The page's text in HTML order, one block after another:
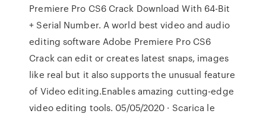
Premiere Pro CS6 Crack Download With 64-Bit
+ Serial Number. A world best video and audio
editing software Adobe Premiere Pro CS6
Crack can edit or creates latest snaps, images
like real but it also supports the unusual feature
of Video editing.Enables amazing cutting-edge
video editing tools. 05/05/2020 · Scarica le